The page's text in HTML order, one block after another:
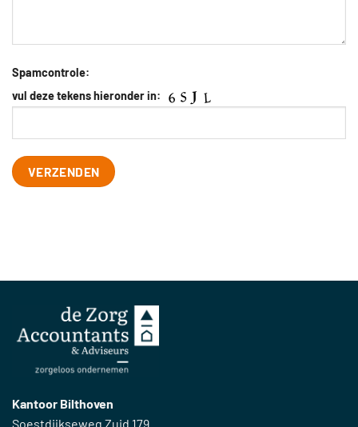
Spamcontrole:
vul deze tekens hieronder in:
Kantoor Bilthoven
Soestdijkseweg Zuid 179